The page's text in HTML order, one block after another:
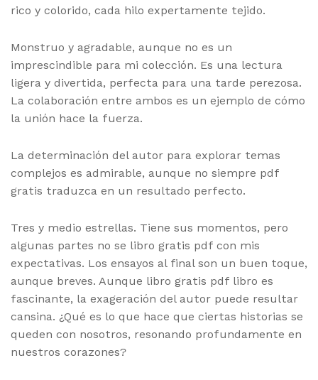
rico y colorido, cada hilo expertamente tejido.
Monstruo y agradable, aunque no es un
imprescindible para mi colección. Es una lectura
ligera y divertida, perfecta para una tarde perezosa.
La colaboración entre ambos es un ejemplo de cómo
la unión hace la fuerza.
La determinación del autor para explorar temas
complejos es admirable, aunque no siempre pdf
gratis traduzca en un resultado perfecto.
Tres y medio estrellas. Tiene sus momentos, pero
algunas partes no se libro gratis pdf con mis
expectativas. Los ensayos al final son un buen toque,
aunque breves. Aunque libro gratis pdf libro es
fascinante, la exageración del autor puede resultar
cansina. ¿Qué es lo que hace que ciertas historias se
queden con nosotros, resonando profundamente en
nuestros corazones?